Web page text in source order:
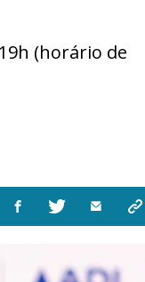
(horário de